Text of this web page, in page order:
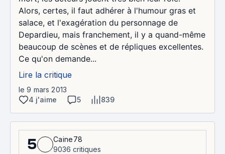
Alors, certes, il faut adhérer à l'humour gras et
salace, et l'exagération du personnage de
Depardieu, mais franchement, il y a quand-même
beaucoup de scènes et de répliques excellentes.
Ce qu'on demande...
Lire la critique
le 9 mars 2013
4 j'aime
5 839
5
Caine78
9036 critiques